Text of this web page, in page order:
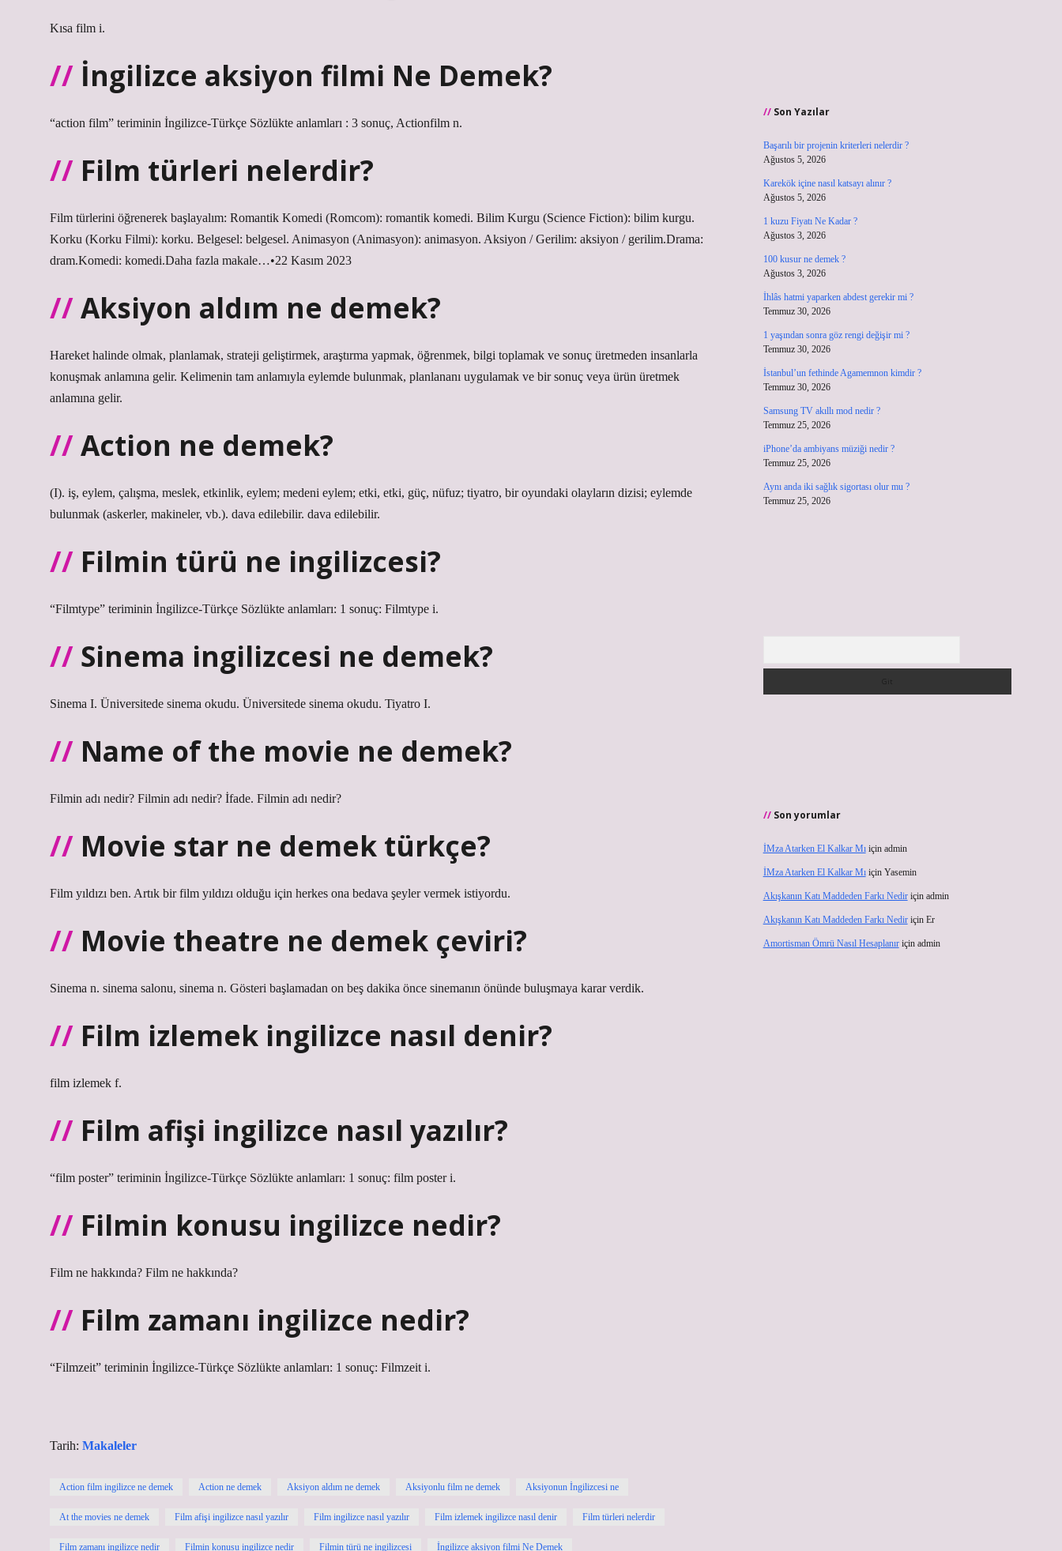
Kısa film i.
İngilizce aksiyon filmi Ne Demek?
“action film” teriminin İngilizce-Türkçe Sözlükte anlamları : 3 sonuç, Actionfilm n.
Film türleri nelerdir?
Film türlerini öğrenerek başlayalım: Romantik Komedi (Romcom): romantik komedi. Bilim Kurgu (Science Fiction): bilim kurgu.
Korku (Korku Filmi): korku. Belgesel: belgesel. Animasyon (Animasyon): animasyon. Aksiyon / Gerilim: aksiyon / gerilim.Drama:
dram.Komedi: komedi.Daha fazla makale…•22 Kasım 2023
Aksiyon aldım ne demek?
Hareket halinde olmak, planlamak, strateji geliştirmek, araştırma yapmak, öğrenmek, bilgi toplamak ve sonuç üretmeden insanlarla
konuşmak anlamına gelir. Kelimenin tam anlamıyla eylemde bulunmak, planlananı uygulamak ve bir sonuç veya ürün üretmek
anlamına gelir.
Action ne demek?
(I). iş, eylem, çalışma, meslek, etkinlik, eylem; medeni eylem; etki, etki, güç, nüfuz; tiyatro, bir oyundaki olayların dizisi; eylemde
bulunmak (askerler, makineler, vb.). dava edilebilir. dava edilebilir.
Filmin türü ne ingilizcesi?
“Filmtype” teriminin İngilizce-Türkçe Sözlükte anlamları: 1 sonuç: Filmtype i.
Sinema ingilizcesi ne demek?
Sinema I. Üniversitede sinema okudu. Üniversitede sinema okudu. Tiyatro I.
Name of the movie ne demek?
Filmin adı nedir? Filmin adı nedir? İfade. Filmin adı nedir?
Movie star ne demek türkçe?
Film yıldızı ben. Artık bir film yıldızı olduğu için herkes ona bedava şeyler vermek istiyordu.
Movie theatre ne demek çeviri?
Sinema n. sinema salonu, sinema n. Gösteri başlamadan on beş dakika önce sinemanın önünde buluşmaya karar verdik.
Film izlemek ingilizce nasıl denir?
film izlemek f.
Film afişi ingilizce nasıl yazılır?
“film poster” teriminin İngilizce-Türkçe Sözlükte anlamları: 1 sonuç: film poster i.
Filmin konusu ingilizce nedir?
Film ne hakkında? Film ne hakkında?
Film zamanı ingilizce nedir?
“Filmzeit” teriminin İngilizce-Türkçe Sözlükte anlamları: 1 sonuç: Filmzeit i.
Tarih: Makaleler
Action film ingilizce ne demek Action ne demek Aksiyon aldım ne demek Aksiyonlu film ne demek Aksiyonun İngilizcesi ne
At the movies ne demek Film afişi ingilizce nasıl yazılır Film ingilizce nasıl yazılır Film izlemek ingilizce nasıl denir Film türleri nelerdir
Film zamanı ingilizce nedir Filmin konusu ingilizce nedir Filmin türü ne ingilizcesi İngilizce aksiyon filmi Ne Demek
Son Yazılar
Başarılı bir projenin kriterleri nelerdir ?
Ağustos 5, 2026
Karekök içine nasıl katsayı alınır ?
Ağustos 5, 2026
1 kuzu Fiyatı Ne Kadar ?
Ağustos 3, 2026
100 kusur ne demek ?
Ağustos 3, 2026
İhlâs hatmi yaparken abdest gerekir mi ?
Temmuz 30, 2026
1 yaşından sonra göz rengi değişir mi ?
Temmuz 30, 2026
İstanbul’un fethinde Agamemnon kimdir ?
Temmuz 30, 2026
Samsung TV akıllı mod nedir ?
Temmuz 25, 2026
iPhone’da ambiyans müziği nedir ?
Temmuz 25, 2026
Aynı anda iki sağlık sigortası olur mu ?
Temmuz 25, 2026
Son yorumlar
İMza Atarken El Kalkar Mıiçin admin
İMza Atarken El Kalkar Mıiçin Yasemin
Akışkanın Katı Maddeden Farkı Nediriçin admin
Akışkanın Katı Maddeden Farkı Nediriçin Er
Amortisman Ömrü Nasıl Hesaplanıriçin admin